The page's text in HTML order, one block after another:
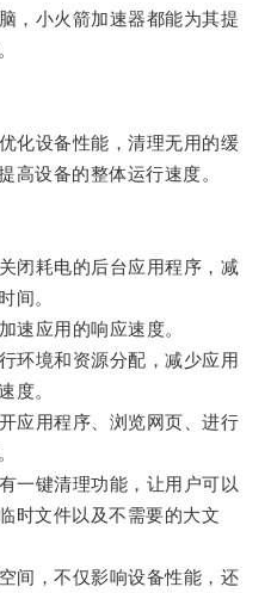
小火箭加速器都能为其提
设备性能，清理无用的缓
高设备的整体运行速度。
耗电的后台应用程序，减
间。
应用的响应速度。
境和资源分配，减少应用
度。
用程序、浏览网页、进行
键清理功能，让用户可以
时文件以及不需要的大文
，不仅影响设备性能，还